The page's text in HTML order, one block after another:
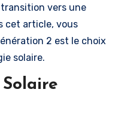
vers une
cet article, vous
2 est le choix
solaire.